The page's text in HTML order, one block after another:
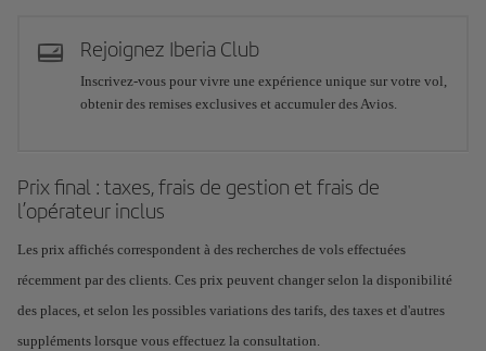
Rejoignez Iberia Club
Inscrivez-vous pour vivre une expérience unique sur votre vol,
obtenir des remises exclusives et accumuler des Avios.
Prix final : taxes, frais de gestion et frais de
l’opérateur inclus
Les prix affichés correspondent à des recherches de vols effectuées
récemment par des clients. Ces prix peuvent changer selon la disponibilité
des places, et selon les possibles variations des tarifs, des taxes et d'autres
suppléments lorsque vous effectuez la consultation.